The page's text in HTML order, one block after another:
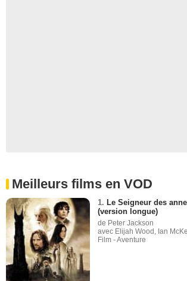
Meilleurs films en VOD
1. Le Seigneur des
(version longue)
de Peter Jackson
avec Elijah Wood, Ian
Film - Aventure